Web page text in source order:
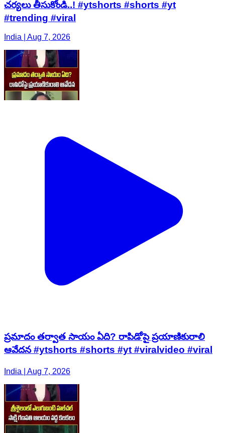
చర్యలు తీసుకోండి..! #ytshorts #shorts #yt
#trending #viral
India | Aug 7, 2026
ప్రమాదం తర్వాత సాయం ఏది? రాపిడోపై ప్రయాణికురాలి
ఆవేదన #ytshorts #shorts #yt #viralvideo #viral
India | Aug 7, 2026